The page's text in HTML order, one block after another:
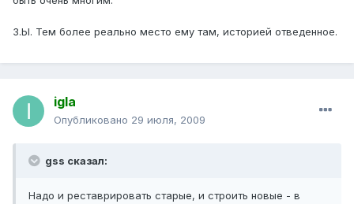
З.Ы. Тем более реально место ему там, историей отведенное.
igla
Опубликовано 29 июля, 2009
gss сказал:
Надо и реставрировать старые, и строить новые - в